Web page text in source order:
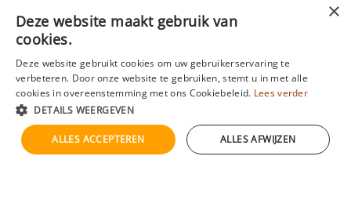
Info Webwinkel
Ruilen & Retourneren
Privacy
Reparatie
Webwinkel gemaakt met
ShopFactory webwinkel
Deze website maakt gebruik van
cookies.
Deze website gebruikt cookies om uw gebruikerservaring te
verbeteren. Door onze website te gebruiken, stemt u in met alle
cookies in overeenstemming met ons Cookiebeleid. Lees verder
DETAILS WEERGEVEN
ALLES ACCEPTEREN ALLES AFWIJZEN